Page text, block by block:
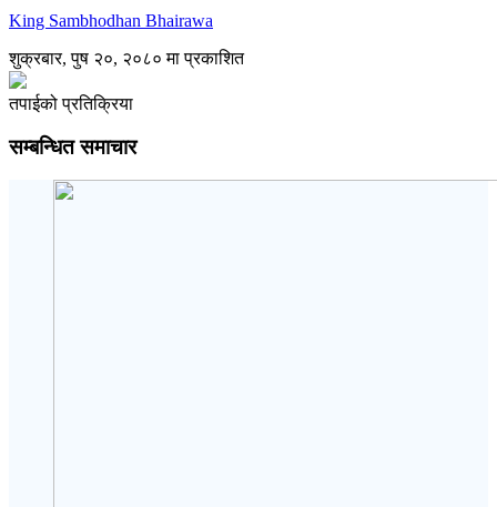
King Sambhodhan Bhairawa
शुक्रबार, पुष २०, २०८० मा प्रकाशित
तपाईको प्रतिक्रिया
सम्बन्धित समाचार